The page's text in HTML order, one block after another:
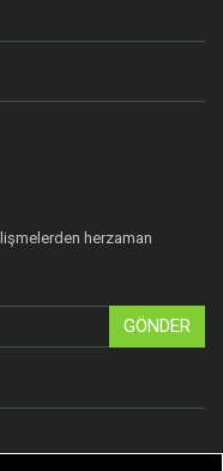
herzaman
GÖNDER